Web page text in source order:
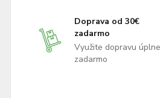
Doprava od 30€
zadarmo
Využite dopravu úplne
zadarmo